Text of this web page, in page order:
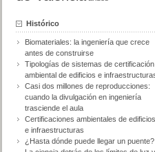
Histórico
Biomateriales: la ingeniería que crece
antes de construirse
Tipologías de sistemas de certificación
ambiental de edificios e
Casi dos millones de reproducciones:
cuando la divulgación en ingeniería
trasciende el aula
Certificaciones ambientales de edificios
e infraestructuras
¿Hasta dónde puede llegar un puente?